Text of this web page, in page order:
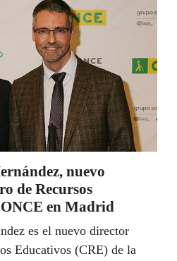
nuevo
de Recursos
en Madrid
es el nuevo director
Educativos (CRE) de la